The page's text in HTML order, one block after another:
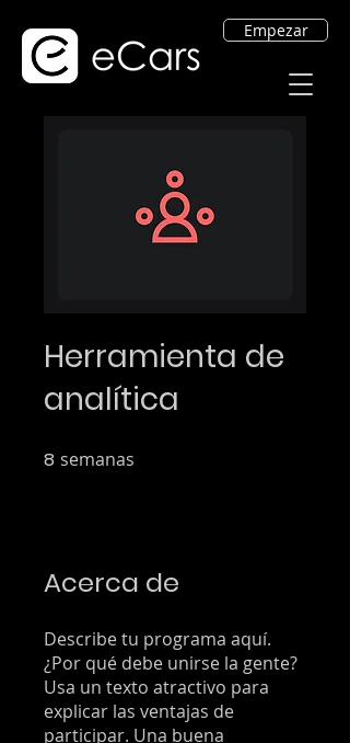
Empezar
Herramienta de
analítica
8 semanas
Acerca de
Describe tu programa aquí.
¿Por qué debe unirse la gente?
Usa un texto atractivo para
explicar las ventajas de
participar. Una buena